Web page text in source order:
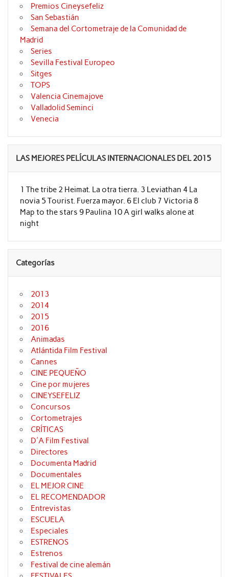
Premios Cineysefeliz
San Sebastián
Semana del Cortometraje de la Comunidad de
Madrid
Series
Sevilla Festival Europeo
Sitges
TOPS
Valencia Cinemajove
Valladolid Seminci
Venecia
LAS MEJORES PELÍCULAS INTERNACIONALES DEL 2015
1 The tribe 2 Heimat. La otra tierra. 3 Leviathan 4 La
novia 5 Tourist. Fuerza mayor. 6 El club 7 Victoria 8
Map to the stars 9 Paulina 10 A girl walks alone at
night
Categorías
2013
2014
2015
2016
Animadas
Atlántida Film Festival
Cannes
CINE PEQUEÑO
Cine por mujeres
CINEYSEFELIZ
Concursos
Cortometrajes
CRÍTICAS
D'A Film Festival
Directores
Documenta Madrid
Documentales
EL MEJOR CINE
EL RECOMENDADOR
Entrevistas
ESCUELA
Especiales
ESTRENOS
Estrenos
Festival de cine alemán